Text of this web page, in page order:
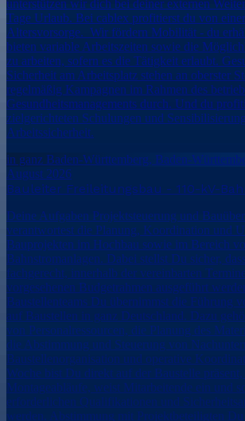
unterstützen wir dich bei deiner externen
Tage Urlaub. Bei cablex profitierst du von
Altersvorsorge. Wir fördern Mobilität - du
bieten variable Arbeitszeiten sowie die
zu arbeiten, sofern es die Tätigkeit erlaubt.
Sicherheit am Arbeitsplatz stehen an oberster
regelmäßig Kampagnen im Rahmen des
Gesundheitsmanagements durch. Und du
zielgerichteten Schulungen und
Arbeitssicherheit.
in ganz Baden-Württemberg, Baden-
August 2026
Bauleiter Freileitungsbau - 110-kV-
Deine Aufgaben Projektsteuerung und
verantwortest die Planung, Koordination und
Bauprojekten im Hochbau sowie im Bereich
Bahnstromanlagen. Dabei stellst Du sicher,
fachgerecht, innerhalb der vereinbarten
vorgesehenen Budgetrahmen ausgeführt
Baustellenteams Du übernimmst die Führung
auf Baustellen in ganz Deutschland. Dazu
von Personalressourcen, die Planung des
die Abstimmung und Steuerung von
Baustellenorganisation und operative
Woche bist Du direkt auf der Baustelle
Montageabläufe, weist Mitarbeitende ein und
erforderlichen Qualifikationen und
werden. Abstimmung mit Projektbeteiligten Du